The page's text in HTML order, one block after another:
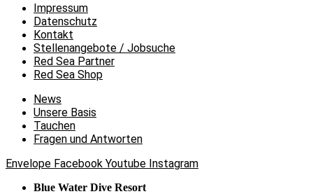
Impressum
Datenschutz
Kontakt
Stellenangebote / Jobsuche
Red Sea Partner
Red Sea Shop
News
Unsere Basis
Tauchen
Fragen und Antworten
Envelope Facebook Youtube Instagram
Blue Water Dive Resort